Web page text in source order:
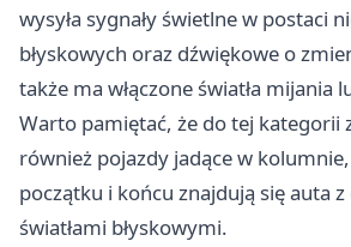
wysyła sygnały świetlne w postaci
błyskowych oraz dźwiękowe o
także ma włączone światła mijania
Warto pamiętać, że do tej kategorii
również pojazdy jadące w
początku i końcu znajdują się auta
światłami błyskowymi.